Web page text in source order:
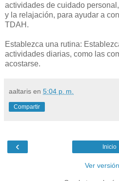
actividades de cuidado
y la relajación, para ayudar a
TDAH.
Establezca una rutina:
actividades diarias, como las
acostarse.
aaltaris en 5:04 p. m.
Compartir
‹ Inicio
Ver